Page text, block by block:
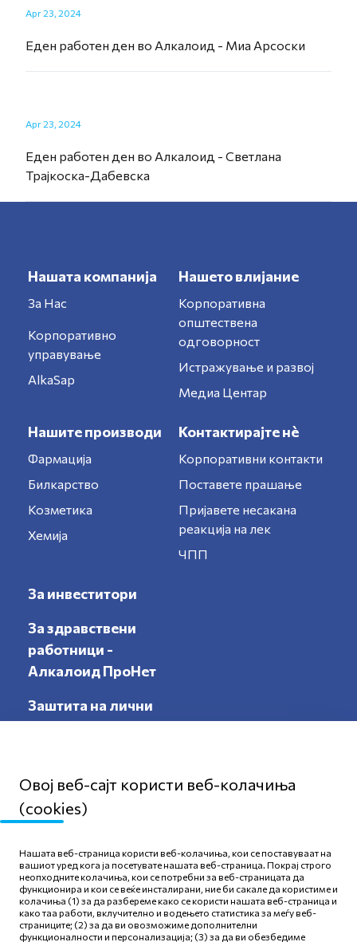
Apr 23, 2024
Еден работен ден во Алкалоид - Миа Арсоски
Apr 23, 2024
Еден работен ден во Алкалоид - Светлана
Трајкоска-Дабевска
Нашата компанија
За Нас
Корпоративно
управување
AlkaSap
Нашето влијание
Корпоративна
општествена
одговорност
Истражување и развој
Медиа Центар
Нашите производи
Фармација
Билкарство
Козметика
Хемија
Контактирајте нè
Корпоративни контакти
Поставете прашање
Пријавете несакана
реакција на лек
ЧПП
За инвеститори
За здравствени
работници -
Алкалоид ПроНет
Заштита на лични
податоци
Политика за приватност
Правила и услови за
користење
Политика за колачиња
Овој веб-сајт користи веб-колачиња
(cookies)
Нашата веб-страница користи веб-колачиња, кои се поставуваат на
вашиот уред кога ја посетувате нашата веб-страница. Покрај строго
неопходните колачиња, кои се потребни за веб-страницата да
функционира и кои се веќе инсталирани, ние би сакале да користиме и
колачиња (1) за да разбереме како се користи нашата веб-страница и
како таа работи, вклучително и водењето статистика за меѓу веб-
страниците; (2) за да ви овозможиме дополнителни
функционалности и персонализација; (3) за да ви обезбедиме